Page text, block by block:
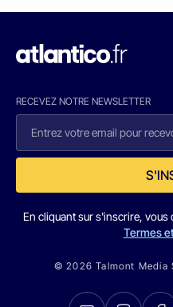
RECEVEZ NOTRE NEWSLETTER
En cliquant sur s'inscrire,
Termes
© 2026 Talmont Media